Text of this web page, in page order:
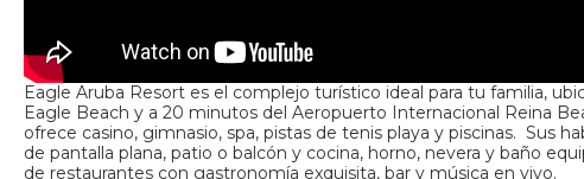
Eagle Aruba Resort es el complejo turístico ideal para tu familia,
Eagle Beach y a 20 minutos del Aeropuerto Internacional Reina
ofrece casino, gimnasio, spa, pistas de tenis playa y piscinas. Sus
de pantalla plana, patio o balcón y cocina, horno, nevera y baño
de restaurantes con gastronomía exquisita, bar y música en vivo.